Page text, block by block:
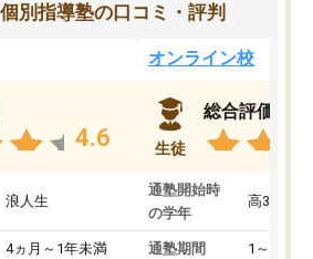
別指導塾の口コミ・評判
4.6
浪人生
4ヵ月～1年未満
オンライン校
生徒
総合評価
通塾開始時
の学年
高3
通塾期間 1～3ヵ月